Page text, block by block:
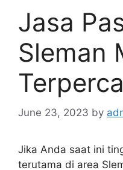
Jasa
Sleman
June 23, 2023 by
Jika Anda saat ini
terutama di area